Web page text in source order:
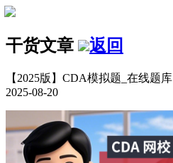
干货文章 返回
【2025版】CDA模拟题_在线题库
2025-08-20